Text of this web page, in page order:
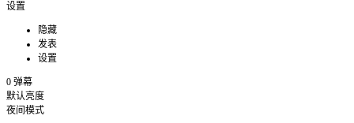
设置
隐藏
发表
设置
0 弹幕
默认亮度
夜间模式